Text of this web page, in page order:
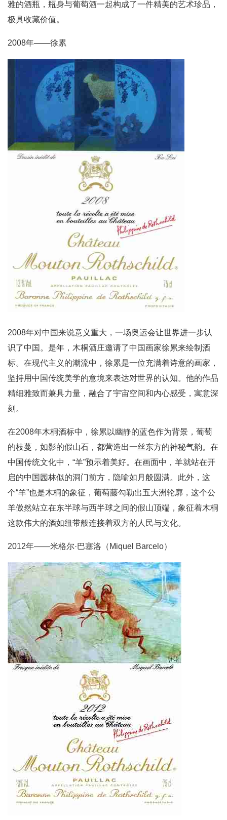
雅的酒瓶，瓶身与葡萄酒一起构成了一件精美的艺术珍品，
极具收藏价值。
2008年——徐累
2008年对中国来说意义重大，一场奥运会让世界进一步认
识了中国。是年，木桐酒庄邀请了中国画家徐累来绘制酒
标。在现代主义的潮流中，徐累是一位充满着诗意的画家，
坚持用中国传统美学的意境来表达对世界的认知。他的作品
精细雅致而兼具力量，融合了宇宙空间和内心感受，寓意深
刻。
在2008年木桐酒标中，徐累以幽静的蓝色作为背景，葡萄
的枝蔓，如影的假山石，都营造出一丝东方的神秘气韵。在
中国传统文化中，“羊”预示着美好。在画面中，羊就站在开
启的中国园林似的洞门前方，隐喻如月般圆满。此外，这
个“羊”也是木桐的象征，葡萄藤勾勒出五大洲轮廓，这个公
羊傲然站立在东半球与西半球之间的假山顶端，象征着木桐
这款伟大的酒如纽带般连接着双方的人民与文化。
2012年——米格尔·巴塞洛（Miquel Barcelo）